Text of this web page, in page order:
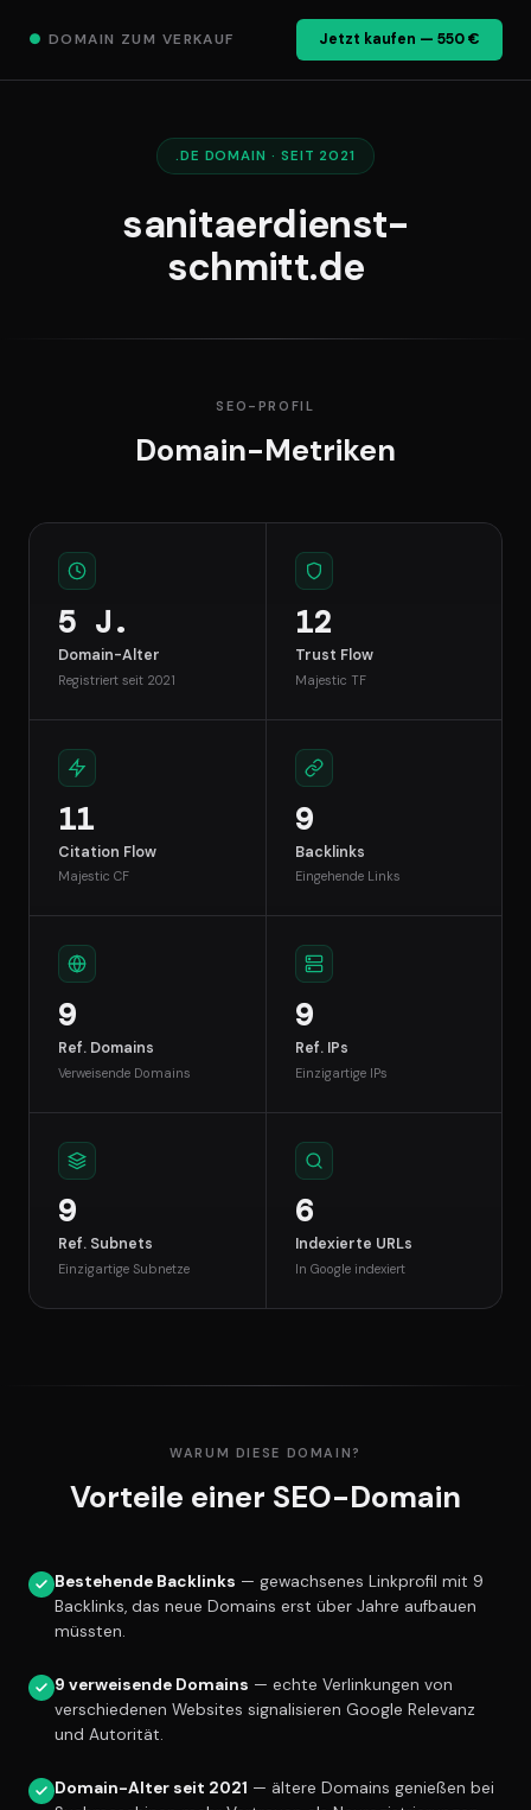
● DOMAIN ZUM VERKAUF Jetzt kaufen — 550 €
.DE DOMAIN · SEIT 2021
sanitaerdienst-
schmitt.de
SEO-PROFIL
Domain-Metriken
5 J.
Domain-Alter
Registriert seit 2021
12
Trust Flow
Majestic TF
11
Citation Flow
Majestic CF
9
Backlinks
Eingehende Links
9
Ref. Domains
Verweisende Domains
9
Ref. IPs
Einzigartige IPs
9
Ref. Subnets
Einzigartige Subnetze
6
Indexierte URLs
In Google indexiert
WARUM DIESE DOMAIN?
Vorteile einer SEO-Domain
Bestehende Backlinks — gewachsenes Linkprofil mit 9
Backlinks, das neue Domains erst über Jahre aufbauen
müssten.
9 verweisende Domains — echte Verlinkungen von
verschiedenen Websites signalisieren Google Relevanz
und Autorität.
Domain-Alter seit 2021 — ältere Domains genießen bei